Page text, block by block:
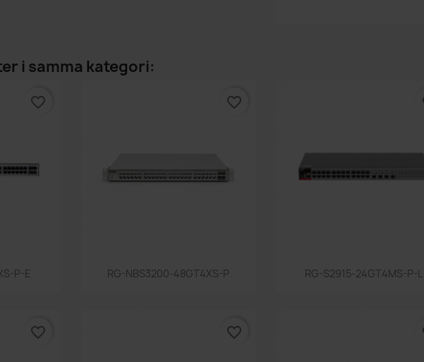
i samma kategori:
P-E
favorite_border
Snabbvy
RG-NBS3200-48GT4XS-P
favorite_border
Snabbvy
RG-S2915-24GT4MS-P-L
favorite_border favorite_border